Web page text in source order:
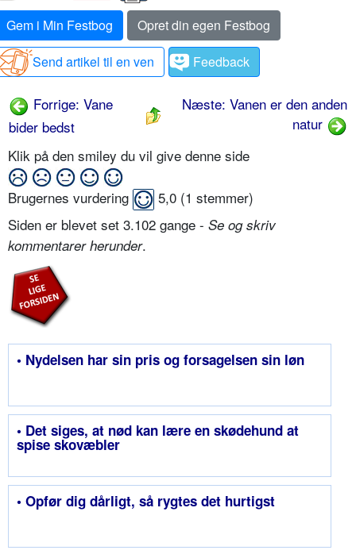
Gem i Min Festbog
Opret din egen Festbog
Send artikel til en ven
Feedback
Forrige: Vane
bider bedst
Næste: Vanen er den anden
natur
Klik på den smiley du vil give denne side
Brugernes vurdering 5,0 (1 stemmer)
Siden er blevet set 3.102 gange - Se og skriv
kommentarer herunder.
• Nydelsen har sin pris og forsagelsen sin løn
• Det siges, at nød kan lære en skødehund at
spise skovæbler
• Opfør dig dårligt, så rygtes det hurtigst